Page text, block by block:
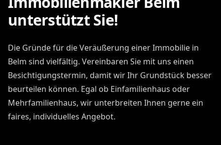
unterstützt Sie!
Die Gründe für die Veräußerung einer Immobilie in
Belm sind vielfältig. Vereinbaren Sie mit uns einen
Besichtigungstermin, damit wir Ihr Grundstück besser
beurteilen können. Egal ob Einfamilienhaus oder
Mehrfamilienhaus, wir unterbreiten Ihnen gerne ein
faires, individuelles Angebot.